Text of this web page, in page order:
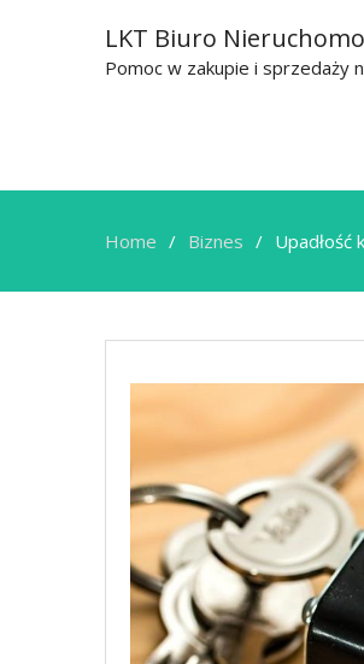
LKT Biuro
Pomoc w zakupie i sprzedaży
Home Biznes Upadłość